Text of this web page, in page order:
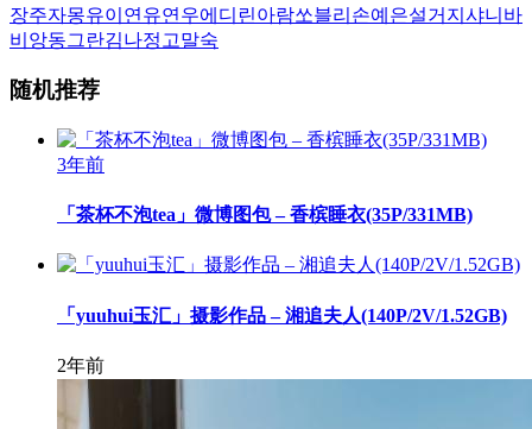
장주자몽유이 연유연우에디린아람쏘블리 손예은설거지 샤니 바
비앙동그란김나정 고말숙
随机推荐
3年前
「茶杯不泡tea」微博图包 – 香槟睡衣(35P/331MB)
「yuuhui玉汇」摄影作品 – 湘追夫人(140P/2V/1.52GB)
2年前